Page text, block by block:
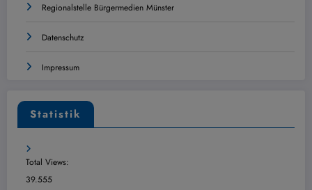
Regionalstelle Bürgermedien Münster
Datenschutz
Impressum
Statistik
Total Views:
39.555